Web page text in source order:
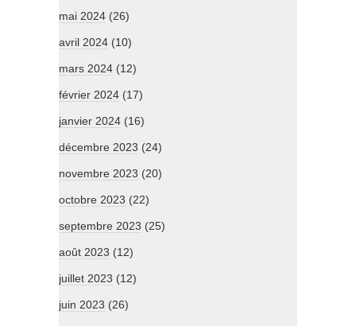
mai 2024 (26)
avril 2024 (10)
mars 2024 (12)
février 2024 (17)
janvier 2024 (16)
décembre 2023 (24)
novembre 2023 (20)
octobre 2023 (22)
septembre 2023 (25)
août 2023 (12)
juillet 2023 (12)
juin 2023 (26)